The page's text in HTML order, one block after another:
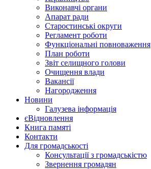
Виконавчі органи
Апарат ради
Старостинські округи
Регламент роботи
Функціональні повноваження
План роботи
Звіт селищного голови
Очищення влади
Вакансії
Нагородження
Новини
Галузева інформація
єВідновлення
Книга памяті
Контакти
Для громадськості
Консультації з громадськістю
Звернення громадян